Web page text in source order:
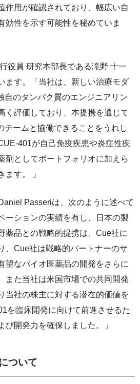
ン
作用が確認されており、幅広い自
効性を示す可能性を秘めていま
役員 研究本部長である滝野 十一
ます。「当社は、新しい治療モダ
自のタンパク質のエンジニアリン
く評価しており、本提携を通じて
チームと協働できることをうれし
401が自己免疫疾患や炎症性疾
剤としてポートフォリオに加えら
ます。 」
Passeriは、次のように述べて
ーションの実績を有し、日本の製
薬品との戦略的提携は、Cue社に
、Cue社は戦略的パートナーのサ
望なバイオ医薬品の開発をさらに
また当社は米国市場での共同開発
当社の株主に対する潜在的価値を
を臨床開発に向けて前進させるた
び開発力を確保しました。」
ついて